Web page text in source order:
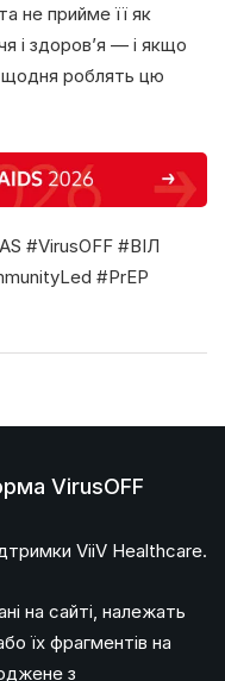
не прийме її як
і здоров’я — і якщо
щодня роблять цю
#VirusOFF #ВІЛ
#PrEP
VirusOFF
ViiV Healthcare.
на сайті, належать
їх фрагментів на
з